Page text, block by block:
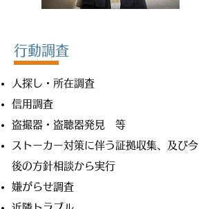
​行動調査
人探し・所在調査
信用調査
盗撮器・盗聴器発見 等
ストーカー対策に伴う証拠収集、及び今
後の方針相談から実行
嫌がらせ調査